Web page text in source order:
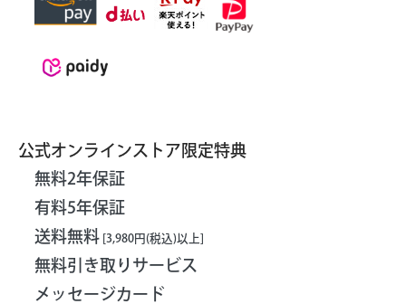
公式オンラインストア限定特典
無料2年保証
有料5年保証
送料無料 [3,980円(税込)以上]
無料引き取りサービス
メッセージカード